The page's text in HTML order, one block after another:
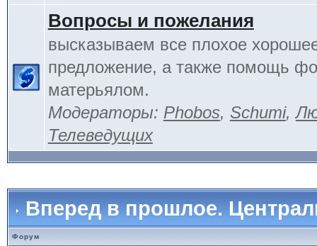
Вопросы и пожелания
высказываем все плохое
предложение, а также помощь
матерьялом.
Модераторы: Phobos, Schumi,
Телеведущих
Вперед в прошлое.
Форум